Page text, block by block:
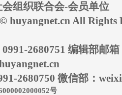
组织联合会-会员单位
huyangnet.cn All Rights
2680751 编辑部邮箱
2680750 微信部：
号